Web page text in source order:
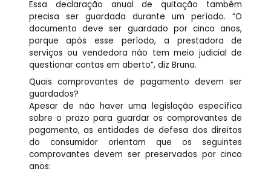
Essa declaração anual de quitação também
precisa ser guardada durante um período. “O
documento deve ser guardado por cinco anos,
porque após esse período, a prestadora de
serviços ou vendedora não tem meio judicial de
questionar contas em aberto”, diz Bruna.
Quais comprovantes de pagamento devem ser
guardados?
Apesar de não haver uma legislação específica
sobre o prazo para guardar os comprovantes de
pagamento, as entidades de defesa dos direitos
do consumidor orientam que os seguintes
comprovantes devem ser preservados por cinco
anos: